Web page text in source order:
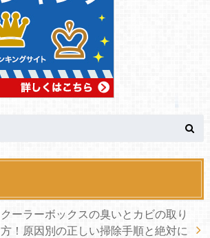
クーラーボックスの臭いとカビの取り
方！原因別の正しい掃除手順と絶対に